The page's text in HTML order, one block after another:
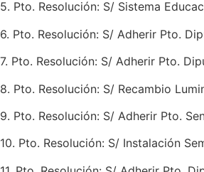
5. Pto. Resolución: S/ Sistema
6. Pto. Resolución: S/ Adherir Pto.
7. Pto. Resolución: S/ Adherir Pto.
8. Pto. Resolución: S/ Recambio
9. Pto. Resolución: S/ Adherir Pto.
10. Pto. Resolución: S/ Instalación